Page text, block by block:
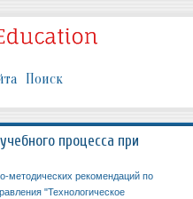
Поиск
процесса при
методических рекомендаций по
"Технологическое